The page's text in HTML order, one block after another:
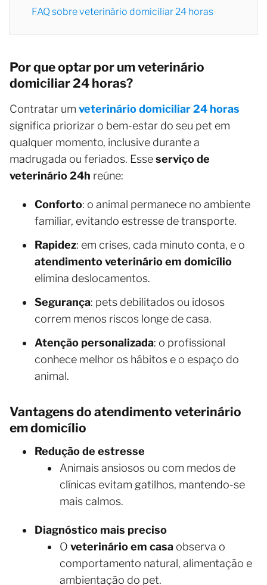
FAQ sobre veterinário domiciliar 24 horas
Por que optar por um veterinário
domiciliar 24 horas?
Contratar um veterinário domiciliar 24 horas
significa priorizar o bem-estar do seu pet em
qualquer momento, inclusive durante a
madrugada ou feriados. Esseserviço de
veterinário 24h reúne:
Conforto: o animal permanece no ambiente
familiar, evitando estresse de transporte.
Rapidez: em crises, cada minuto conta, e o
atendimento veterinário em domicílio
elimina deslocamentos.
Segurança: pets debilitados ou idosos
correm menos riscos longe de casa.
Atenção personalizada: o profissional
conhece melhor os hábitos e o espaço do
animal.
Vantagens do atendimento veterinário
em domicílio
Redução de estresse
Animais ansiosos ou com medos de
clínicas evitam gatilhos, mantendo-se
mais calmos.
Diagnóstico mais preciso
O veterinário em casa observa o
comportamento natural, alimentação e
ambientação do pet.